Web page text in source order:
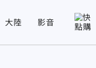
大陸 影音